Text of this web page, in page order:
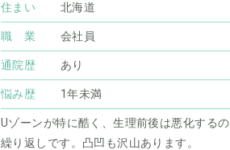
住まい 北海道
職 業 会社員
通院歴 あり
悩み歴 1年未満
Uゾーンが特に酷く、生理前後は悪化するの
繰り返しです。凸凹も沢山あります。